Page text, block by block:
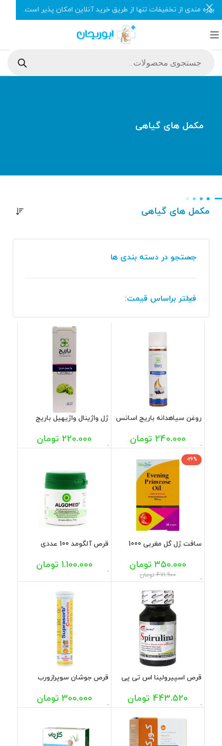
مکمل های گیاهی
مکمل های گیاهی
جستجو در دسته بندی ها
فیلتر براساس قیمت:
روغن سیاهدانه باریج اسانس
240.000 تومان
ژل واژینال واژیهیل باریج
220.000 تومان
-26%
سافت ژل گل مغربی 1000
471.900 تومان
350.000 تومان
قرص آلگومد 100 عددی
1.100.000 تومان
قرص اسپیرولینا اس تی پی
443.520 تومان
قرص جوشان سوپرازورب
بهبود 20عددی300.000 تومان
بهره مندی از تخفیفات تنها از طریق خرید آنلاین امکان پذیر است.